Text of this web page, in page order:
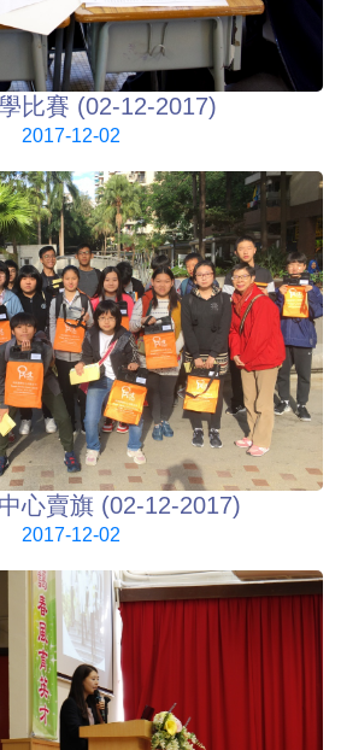
比賽 (02-12-2017)
2017-12-02
心賣旗 (02-12-2017)
2017-12-02